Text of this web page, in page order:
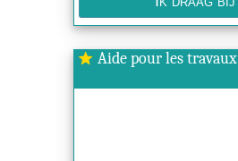
star Aide pour les travaux